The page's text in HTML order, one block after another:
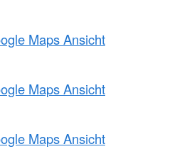
Maps Ansicht
Maps Ansicht
Maps Ansicht